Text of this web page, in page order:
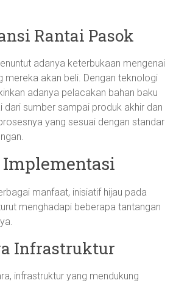
Rantai Pasok
adanya keterbukaan mengenai
mereka akan beli. Dengan teknologi
adanya pelacakan bahan baku
dari sumber sampai produk akhir dan
yang sesuai dengan standar
manfaat, inisiatif hijau pada
menghadapi beberapa tantangan
Infrastruktur
infrastruktur yang mendukung